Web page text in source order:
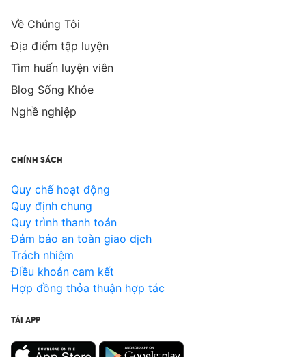
Về Chúng Tôi
Địa điểm tập luyện
Tìm huấn luyện viên
Blog Sống Khỏe
Nghề nghiệp
CHÍNH SÁCH
Quy chế hoạt động
Quy định chung
Quy trình thanh toán
Đảm bảo an toàn giao dịch
Trách nhiệm
Điều khoản cam kết
Hợp đồng thỏa thuận hợp tác
TẢI APP